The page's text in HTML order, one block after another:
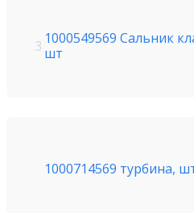
3 1000549569 Сальник
шт
1000714569 турбина,